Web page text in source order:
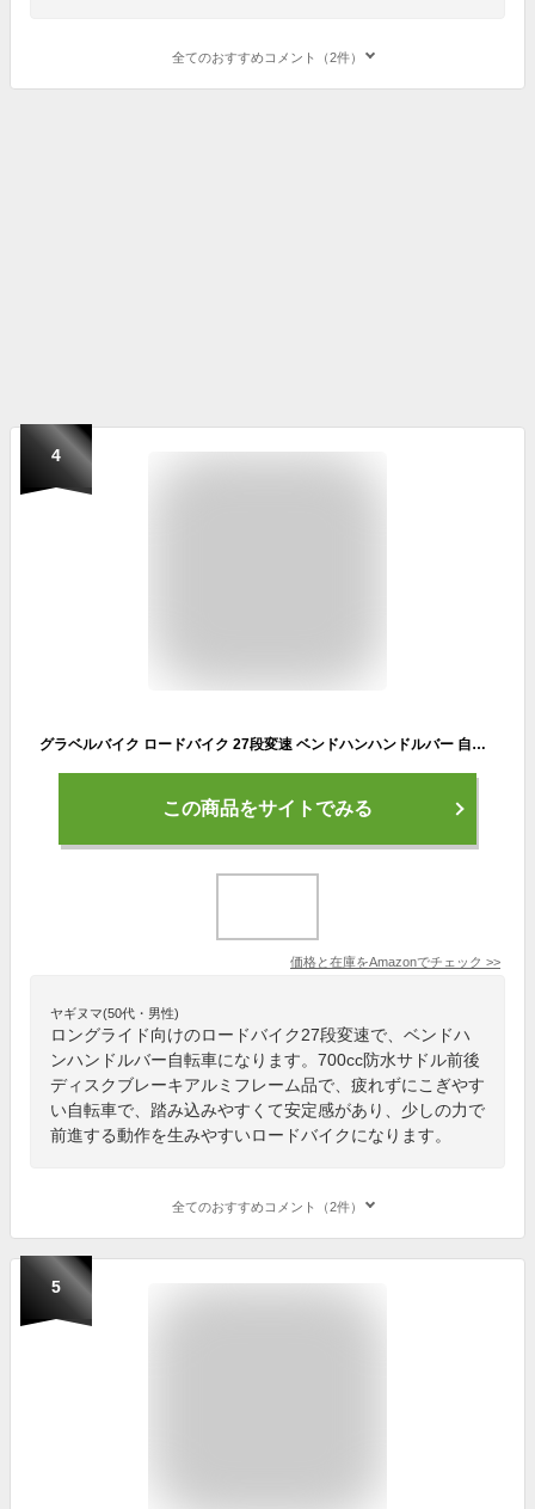
全てのおすすめコメント（2件）
4
グラベルバイク ロードバイク 27段変速 ベンドハンハンドルバー 自転車 700C 防水サドル 前後ディスクブレーキ アルミフレーム 通勤 ロングライド 適応身長165-200CM
この商品をサイトでみる
価格と在庫をAmazonでチェック >>
ヤギヌマ(50代・男性)
ロングライド向けのロードバイク27段変速で、ベンドハ
ンハンドルバー自転車になります。700cc防水サドル前後
ディスクブレーキアルミフレーム品で、疲れずにこぎやす
い自転車で、踏み込みやすくて安定感があり、少しの力で
前進する動作を生みやすいロードバイクになります。
全てのおすすめコメント（2件）
5